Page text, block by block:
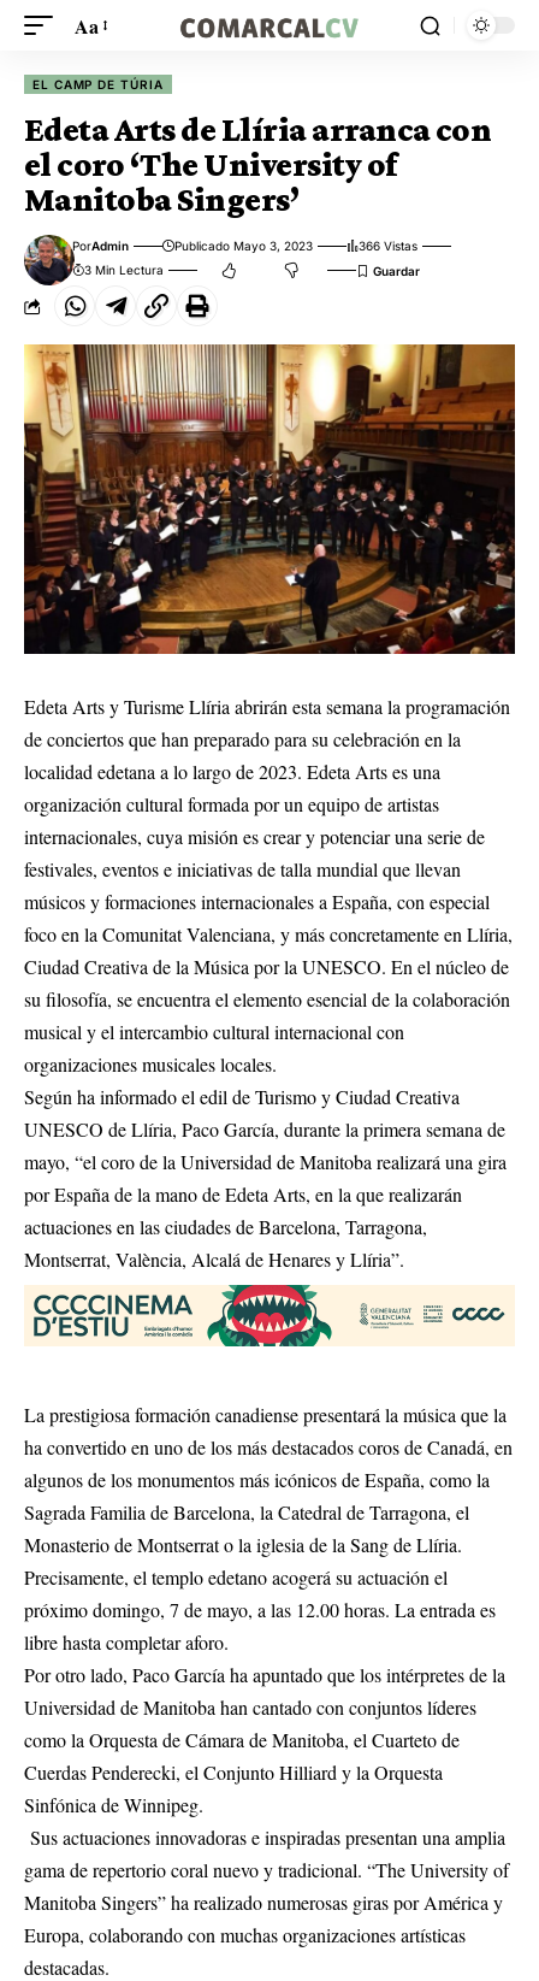
Aa
EL CAMP DE TÚRIA
Edeta Arts de Llíria arranca con
el coro ‘The University of
Manitoba Singers’
PorAdmin Publicado Mayo 3, 2023
366 Vistas
3 Min Lectura
Edeta Arts y Turisme Llíria abrirán esta semana la programación
de conciertos que han preparado para su celebración en la
localidad edetana a lo largo de 2023. Edeta Arts es una
organización cultural formada por un equipo de artistas
internacionales, cuya misión es crear y potenciar una serie de
festivales, eventos e iniciativas de talla mundial que llevan
músicos y formaciones internacionales a España, con especial
foco en la Comunitat Valenciana, y más concretamente en Llíria,
Ciudad Creativa de la Música por la UNESCO. En el núcleo de
su filosofía, se encuentra el elemento esencial de la colaboración
musical y el intercambio cultural internacional con
organizaciones musicales locales.
Según ha informado el edil de Turismo y Ciudad Creativa
UNESCO de Llíria, Paco García, durante la primera semana de
mayo, “el coro de la Universidad de Manitoba realizará una gira
por España de la mano de Edeta Arts, en la que realizarán
actuaciones en las ciudades de Barcelona, Tarragona,
Montserrat, València, Alcalá de Henares y Llíria”.
La prestigiosa formación canadiense presentará la música que la
ha convertido en uno de los más destacados coros de Canadá, en
algunos de los monumentos más icónicos de España, como la
Sagrada Familia de Barcelona, la Catedral de Tarragona, el
Monasterio de Montserrat o la iglesia de la Sang de Llíria.
Precisamente, el templo edetano acogerá su actuación el
próximo domingo, 7 de mayo, a las 12.00 horas. La entrada es
libre hasta completar aforo.
Por otro lado, Paco García ha apuntado que los intérpretes de la
Universidad de Manitoba han cantado con conjuntos líderes
como la Orquesta de Cámara de Manitoba, el Cuarteto de
Cuerdas Penderecki, el Conjunto Hilliard y la Orquesta
Sinfónica de Winnipeg.
Sus actuaciones innovadoras e inspiradas presentan una amplia
gama de repertorio coral nuevo y tradicional. “The University of
Manitoba Singers” ha realizado numerosas giras por América y
Europa, colaborando con muchas organizaciones artísticas
destacadas.